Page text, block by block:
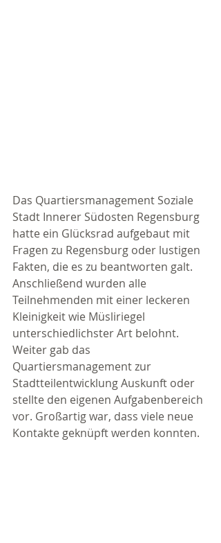
Das Quartiersmanagement Soziale
Stadt Innerer Südosten Regensburg
hatte ein Glücksrad aufgebaut mit
Fragen zu Regensburg oder lustigen
Fakten, die es zu beantworten galt.
Anschließend wurden alle
Teilnehmenden mit einer leckeren
Kleinigkeit wie Müsliriegel
unterschiedlichster Art belohnt.
Weiter gab das
Quartiersmanagement zur
Stadtteilentwicklung Auskunft oder
stellte den eigenen Aufgabenbereich
vor. Großartig war, dass viele neue
Kontakte geknüpft werden konnten.